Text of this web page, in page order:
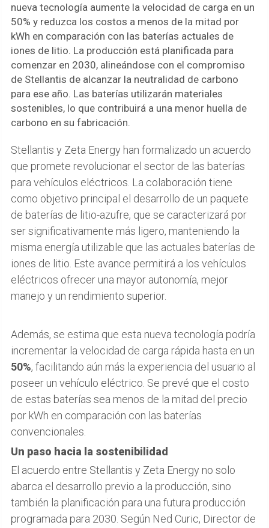
nueva tecnología aumente la velocidad de carga en un
50% y reduzca los costos a menos de la mitad por
kWh en comparación con las baterías actuales de
iones de litio. La producción está planificada para
comenzar en 2030, alineándose con el compromiso
de Stellantis de alcanzar la neutralidad de carbono
para ese año. Las baterías utilizarán materiales
sostenibles, lo que contribuirá a una menor huella de
carbono en su fabricación.
Stellantis y Zeta Energy han formalizado un acuerdo
que promete revolucionar el sector de las baterías
para vehículos eléctricos. La colaboración tiene
como objetivo principal el desarrollo de un paquete
de baterías de litio-azufre, que se caracterizará por
ser significativamente más ligero, manteniendo la
misma energía utilizable que las actuales baterías de
iones de litio. Este avance permitirá a los vehículos
eléctricos ofrecer una mayor autonomía, mejor
manejo y un rendimiento superior.
Además, se estima que esta nueva tecnología podría
incrementar la velocidad de carga rápida hasta en un
50%, facilitando aún más la experiencia del usuario al
poseer un vehículo eléctrico. Se prevé que el costo
de estas baterías sea menos de la mitad del precio
por kWh en comparación con las baterías
convencionales.
Un paso hacia la sostenibilidad
El acuerdo entre Stellantis y Zeta Energy no solo
abarca el desarrollo previo a la producción, sino
también la planificación para una futura producción
programada para 2030. Según Ned Curic, Director de